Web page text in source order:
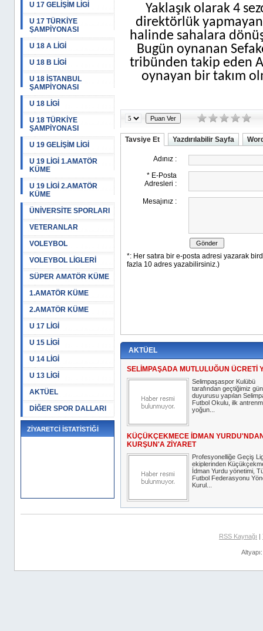
U 17 GELİŞİM LİGİ
U 17 TÜRKİYE
ŞAMPİYONASI
U 18 A LİGİ
U 18 B LİGİ
U 18 İSTANBUL
ŞAMPİYONASI
U 18 LİGİ
U 18 TÜRKİYE
ŞAMPİYONASI
U 19 GELİŞİM LİGİ
U 19 LİGİ 1.AMATÖR
KÜME
U 19 LİGİ 2.AMATÖR
KÜME
ÜNİVERSİTE SPORLARI
VETERANLAR
VOLEYBOL
VOLEYBOL LİGLERİ
SÜPER AMATÖR KÜME
1.AMATÖR KÜME
2.AMATÖR KÜME
U 17 LİGİ
U 15 LİGİ
U 14 LİGİ
U 13 LİGİ
AKTÜEL
DİĞER SPOR DALLARI
ZİYARETCİ İSTATİSTİĞİ
Yaklaşık olarak 4
direktörlük
halinde sahalara
Bugün oynanan
tribünden takip eden
oynayan bir takım
Tavsiye Et Yazdırılabilir Sayfa
AKTÜEL
SELİMPAŞADA MUTLULUĞUN ÜCRETİ
Selimpaşaspor Kulübü
tarafından geçtiğimiz
duyurusu yapılan
Futbol Okulu, ilk
yoğun...
KÜÇÜKÇEKMECE İDMAN
KURŞUN'A ZİYARET
Profesyonelliğe Geçiş
ekiplerinden
İdman Yurdu yönetimi,
Futbol Federasyonu
Kurul...
RSS Kaynağı |